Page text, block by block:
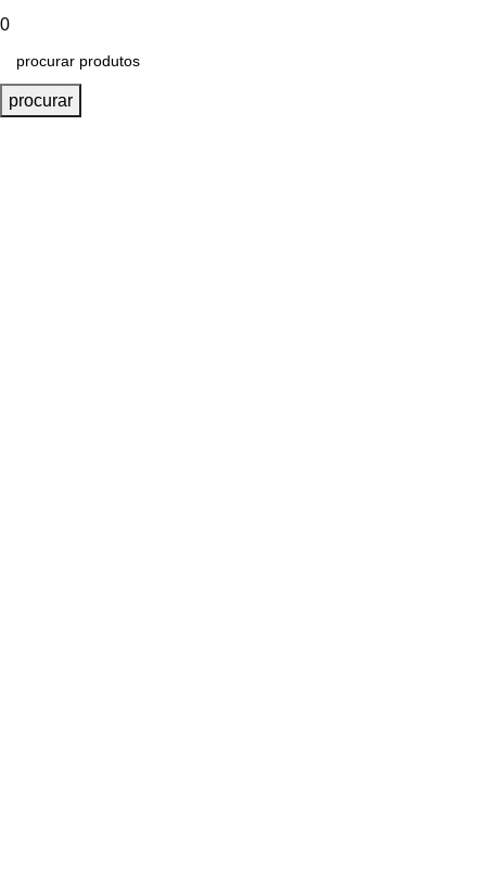
0
procurar